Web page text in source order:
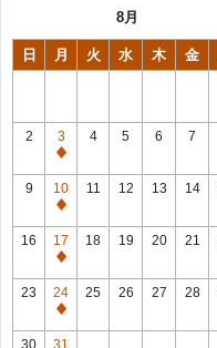
8月
日 月 火 水 木 金
2
3
休
館
日
4 5 6 7
9
10
休
館
日
11 12 13 14
16
17
休
館
日
18 19 20 21
23
24
休
館
25 26 27 28
30
31